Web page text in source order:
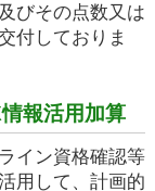
びその点数又は
付しておりま
報活用加算
イン資格確認等
用して、計画的